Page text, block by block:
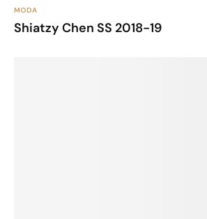
MODA
Shiatzy Chen SS 2018-19